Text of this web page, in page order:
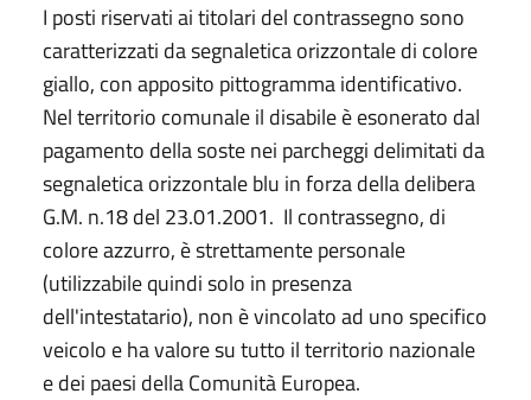
I posti riservati ai titolari del contrassegno sono
caratterizzati da segnaletica orizzontale di colore
giallo, con apposito pittogramma identificativo.
Nel territorio comunale il disabile è esonerato dal
pagamento della soste nei parcheggi delimitati da
segnaletica orizzontale blu in forza della delibera
G.M. n.18 del 23.01.2001. Il contrassegno, di
colore azzurro, è strettamente personale
(utilizzabile quindi solo in presenza
dell'intestatario), non è vincolato ad uno specifico
veicolo e ha valore su tutto il territorio nazionale
e dei paesi della Comunità Europea.